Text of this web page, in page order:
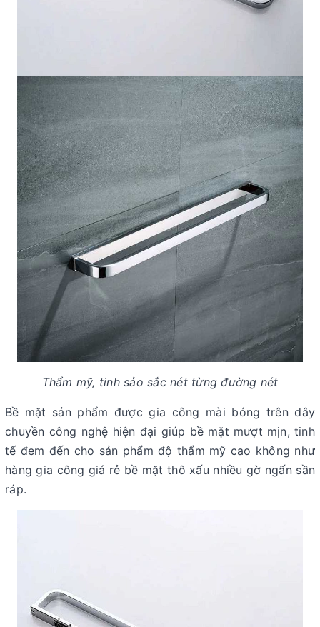
Thẩm mỹ, tinh sảo sắc nét từng đường nét
Bề mặt sản phẩm được gia công mài bóng trên dây
chuyền công nghệ hiện đại giúp bề mặt mượt mịn, tinh
tế đem đến cho sản phẩm độ thẩm mỹ cao không như
hàng gia công giá rẻ bề mặt thô xấu nhiều gờ ngấn sần
ráp.